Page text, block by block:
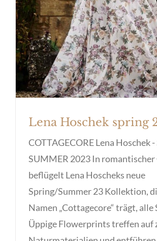
Lena Hoschek spring
COTTAGECORE Lena Hoschek
SUMMER 2023 In romantischer
beflügelt Lena Hoscheks neue
Spring/Summer 23 Kollektion,
Namen „Cottagecore“ trägt, alle
Üppige Flowerprints treffen auf